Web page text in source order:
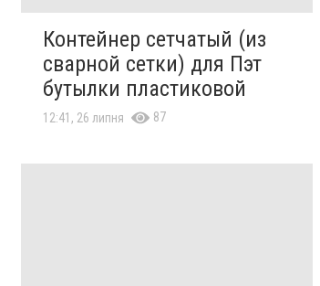
Контейнер сетчатый (из
сварной сетки) для Пэт
бутылки пластиковой
12:41, 26 липня 87